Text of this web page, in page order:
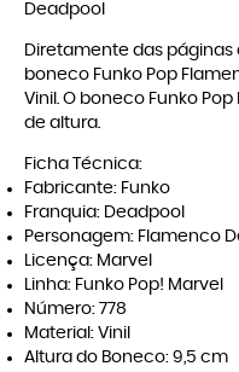
Deadpool
Diretamente das páginas
boneco Funko Pop
Vinil. O boneco Funko
de altura.
Ficha Técnica:
Fabricante: Funko
Franquia: Deadpool
Personagem: Flamenco
Licença: Marvel
Linha: Funko Pop! Marvel
Número: 778
Material: Vinil
Altura do Boneco: 9,5 cm